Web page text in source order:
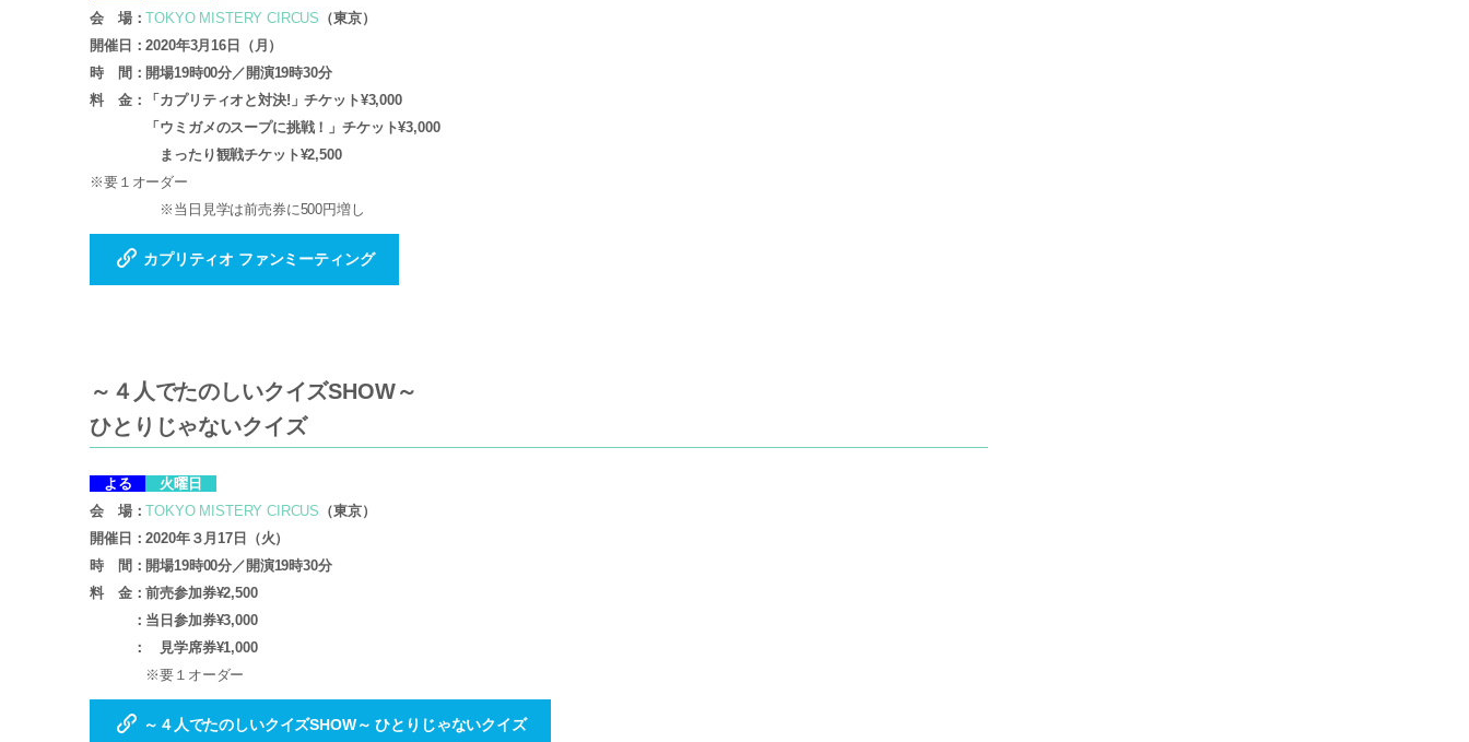
会 場：TOKYO MISTERY CIRCUS （東京）
開催日：2020年3月16日（月）
時 間：開場19時00分／開演19時30分
料 金：「カプリティオと対決!」チケット¥3,000
「ウミガメのスープに挑戦！」チケット¥3,000
まったり観戦チケット¥2,500
※要１オーダー
※当日見学は前売券に500円増し
カプリティオ ファンミーティング
～４人でたのしいクイズSHOW～
ひとりじゃないクイズ
よる
火曜日
会 場：TOKYO MISTERY CIRCUS （東京）
開催日：2020年３月17日（火）
時 間：開場19時00分／開演19時30分
料 金：前売参加券¥2,500
：当日参加券¥3,000
： 見学席券¥1,000
※要１オーダー
～４人でたのしいクイズSHOW～ ひとりじゃないクイズ